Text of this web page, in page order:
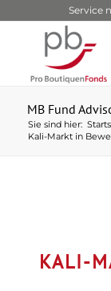
Service
MB Fund
Sie sind hier:
Kali-Markt in
KALI-